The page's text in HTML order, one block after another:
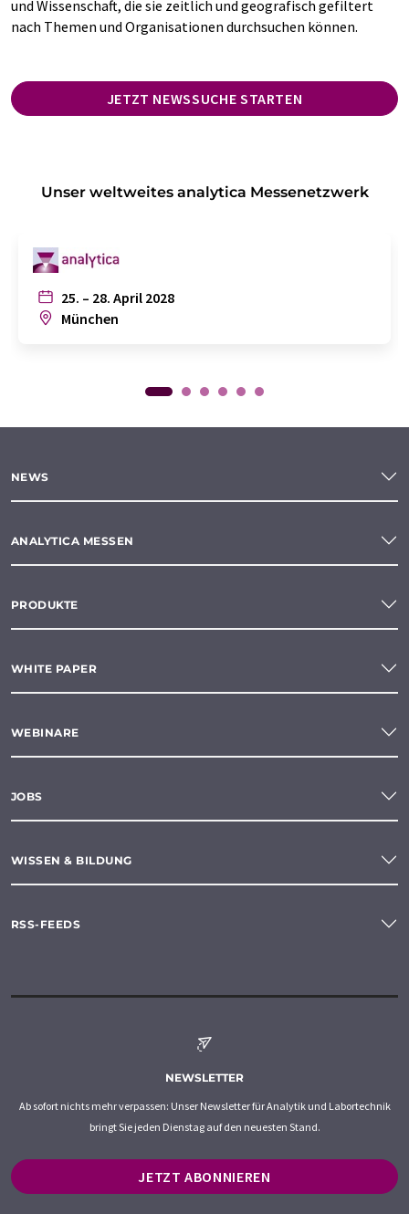
und Wissenschaft, die sie zeitlich und geografisch gefiltert
nach Themen und Organisationen durchsuchen können.
JETZT NEWSSUCHE STARTEN
Unser weltweites analytica Messenetzwerk
25. – 28. April 2028
München
NEWS
ANALYTICA MESSEN
PRODUKTE
WHITE PAPER
WEBINARE
JOBS
WISSEN & BILDUNG
RSS-FEEDS
NEWSLETTER
Ab sofort nichts mehr verpassen: Unser Newsletter für Analytik und Labortechnik
bringt Sie jeden Dienstag auf den neuesten Stand.
JETZT ABONNIEREN